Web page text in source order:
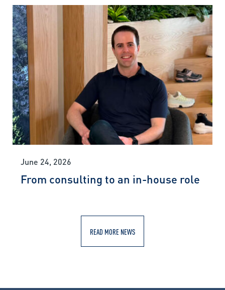
June 24, 2026
From consulting to an in-house role
READ MORE NEWS